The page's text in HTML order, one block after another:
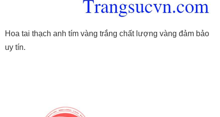
Hoa tai thạch anh tím vàng trắng chất lượng vàng đảm bảo
uy tín.